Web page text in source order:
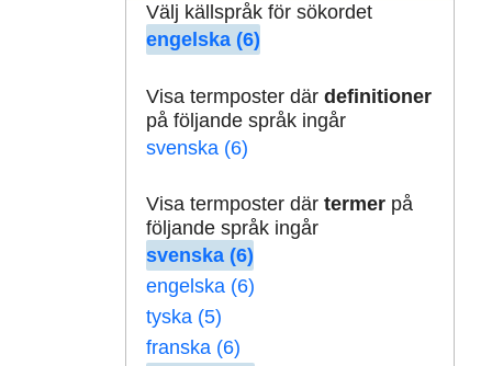
Välj källspråk för sökordet
engelska (6)
Visa termposter där definitioner
på följande språk ingår
svenska (6)
Visa termposter där termerpå
följande språk ingår
svenska (6)
engelska (6)
tyska (5)
franska (6)